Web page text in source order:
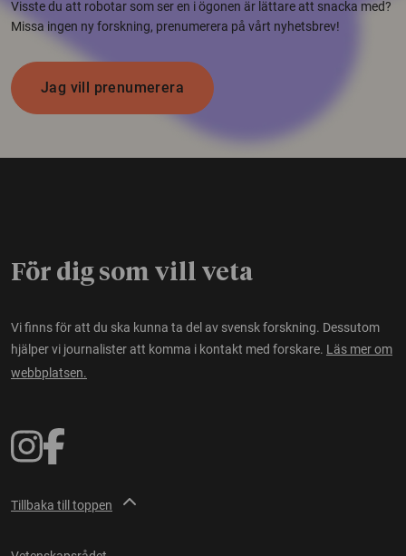
Visste du att robotar som ser en i ögonen är lättare att snacka med?
Missa ingen ny forskning, prenumerera på vårt nyhetsbrev!
Jag vill prenumerera
För dig som vill veta
Vi finns för att du ska kunna ta del av svensk forskning. Dessutom
hjälper vi journalister att komma i kontakt med forskare. Läs mer om
webbplatsen.
Tillbaka till toppen